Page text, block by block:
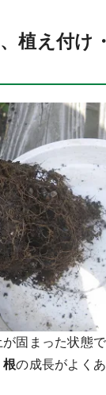
植え付け
固まった状態で
根の成長がよく